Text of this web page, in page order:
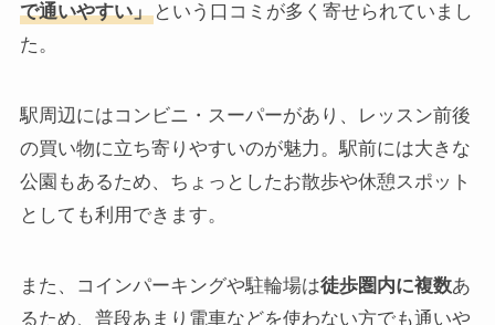
で通いやすい」という口コミが多く寄せられていまし
た。
駅周辺にはコンビニ・スーパーがあり、レッスン前後
の買い物に立ち寄りやすいのが魅力。駅前には大きな
公園もあるため、ちょっとしたお散歩や休憩スポット
としても利用できます。
また、コインパーキングや駐輪場は徒歩圏内に複数あ
るため、普段あまり電車などを使わない方でも通いや